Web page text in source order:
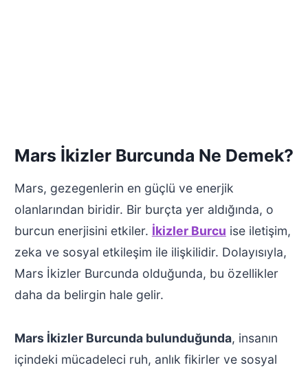
Mars İkizler Burcunda Ne Demek?
Mars, gezegenlerin en güçlü ve enerjik
olanlarından biridir. Bir burçta yer aldığında, o
burcun enerjisini etkiler. İkizler Burcu ise iletişim,
zeka ve sosyal etkileşim ile ilişkilidir. Dolayısıyla,
Mars İkizler Burcunda olduğunda, bu özellikler
daha da belirgin hale gelir.
Mars İkizler Burcunda bulunduğunda, insanın
içindeki mücadeleci ruh, anlık fikirler ve sosyal